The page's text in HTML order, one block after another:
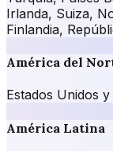
Irlanda, Suiza,
Finlandia,
América del
Estados Unidos y
América Latina